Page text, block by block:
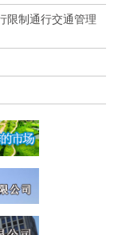
限制通行交通管理